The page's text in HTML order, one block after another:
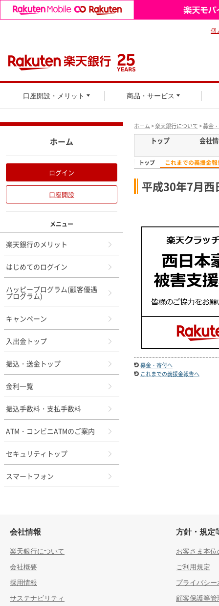
口座開設・メリット 商品・サービス
個
ホーム>楽天銀行について>募金
トップ 会社
トップ これまでの義援金報
平成30年7月西
募金・寄付へ
これまでの義援金報告へ
ホーム
ログイン
口座開設
メニュー
楽天銀行のメリット
はじめてのログイン
ハッピープログラム(顧客優遇
プログラム)
キャンペーン
入出金トップ
振込・送金トップ
金利一覧
振込手数料・支払手数料
ATM・コンビニATMのご案内
セキュリティトップ
スマートフォン
会社情報
楽天銀行について
会社概要
採用情報
サステナビリティ
方針・規定
お客さま本
ご利用規定
プライバシー
顧客保護等管